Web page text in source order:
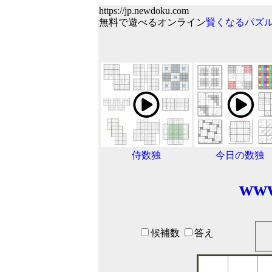
https://jp.newdoku.com
無料で遊べるオンライン賢くなるパズ
侍数独 今日の数独
候補数 答え